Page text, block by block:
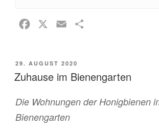
e
b
k
i
e
VERÖFFENTLICHT
AM
29. AUGUST 2020
Zuhause im Bienengarten
Die Wohnungen der Honigbienen
Bienengarten